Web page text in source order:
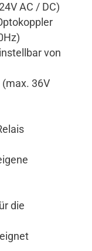
AC / DC)
von
36V
die